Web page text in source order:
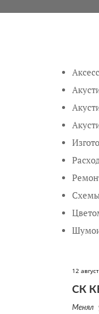
12
СК
Менял